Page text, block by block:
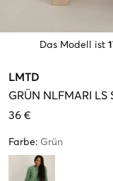
Das Modell ist
LMTD
GRÜN NLFMARI LS
36 €
Farbe: Grün